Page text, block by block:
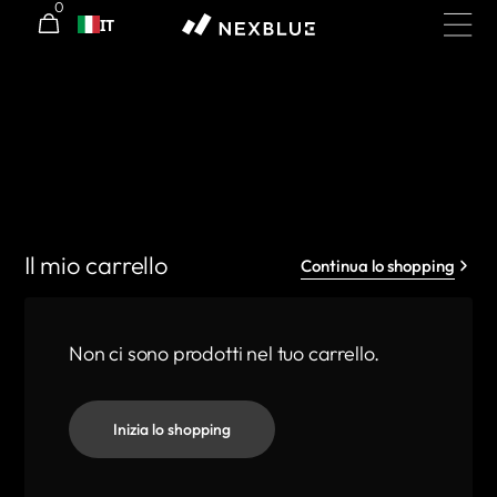
Passa al
contenuto
Carrello
0
articoli
IT
Il mio carrello Continua lo shopping
Non ci sono prodotti nel tuo carrello.
Inizia lo shopping